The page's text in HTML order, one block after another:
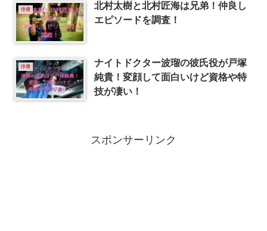
俳優
北村太樹と北村匠海は兄弟！仲良し
エピソードを調査！
俳優
ナイトドクター波瑠の彼氏役が戸塚
純貴！変顔して面白いけど資格や特
技が凄い！
スポンサーリンク